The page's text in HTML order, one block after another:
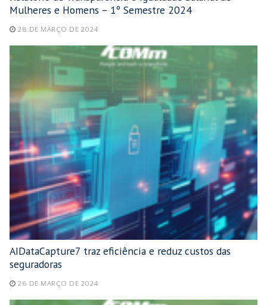
Mulheres e Homens – 1º Semestre 2024
28 DE MARÇO DE 2024
AIDataCapture7 traz eficiência e reduz custos das
seguradoras
26 DE MARÇO DE 2024